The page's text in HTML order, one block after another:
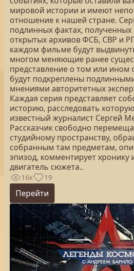
мировой истории и имеют
отношение к нашей стране.
подлинных фактах, полученных
открытых архивов ФСБ, СВР и
каждом фильме будут
многом меняющие ранее
представление о том или ином
будут подкреплены
мнениями авторитетных
Каждая серия представляет
историю, расследовать
известный журналист Сергей
Рассказчик свободно
студийному пространству,
собранным там предметам,
эпизод, комментирует хронику
двигатель сюжета..
16к 19
Перейти